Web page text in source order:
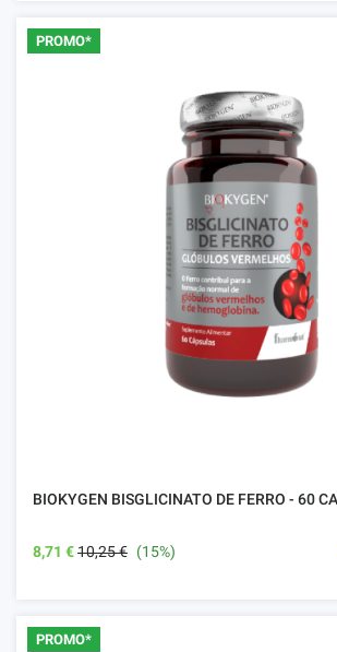
PROMO*
BIOKYGEN BISGLICINATO DE FERRO - 60
8,71 €10,25 € (15%)
PROMO*